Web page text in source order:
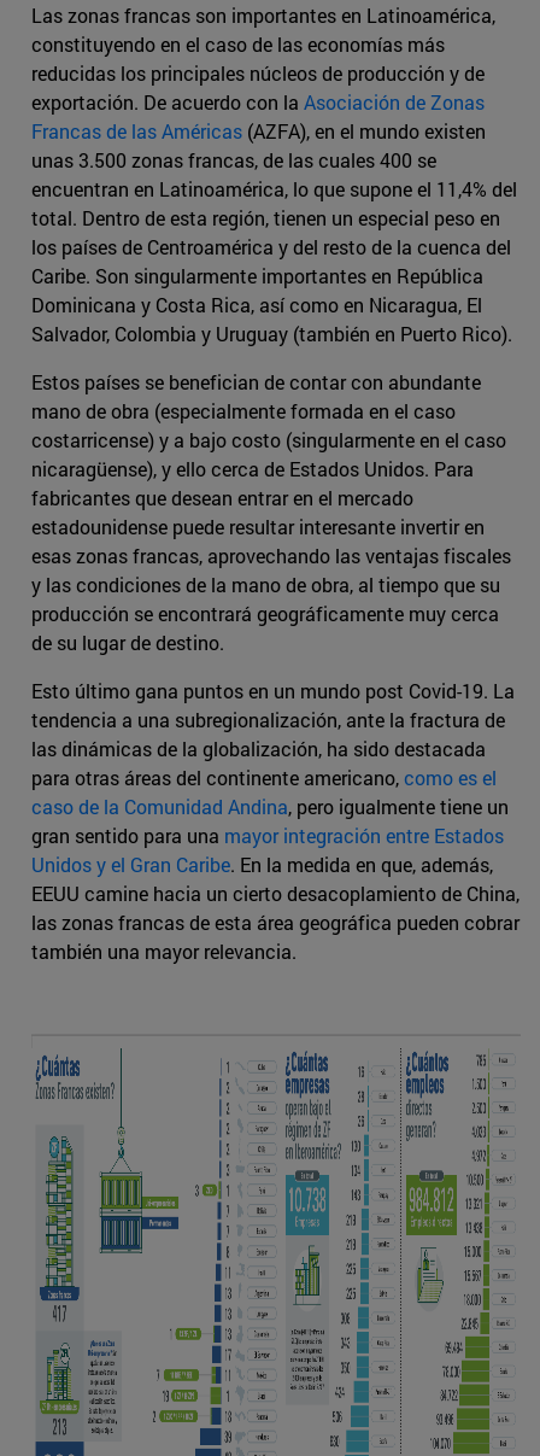
Las zonas francas son importantes en Latinoamérica,
constituyendo en el caso de las economías más
reducidas los principales núcleos de producción y de
exportación. De acuerdo con la Asociación de Zonas
Francas de las Américas (AZFA), en el mundo existen
unas 3.500 zonas francas, de las cuales 400 se
encuentran en Latinoamérica, lo que supone el 11,4% del
total. Dentro de esta región, tienen un especial peso en
los países de Centroamérica y del resto de la cuenca del
Caribe. Son singularmente importantes en República
Dominicana y Costa Rica, así como en Nicaragua, El
Salvador, Colombia y Uruguay (también en Puerto Rico).
Estos países se benefician de contar con abundante
mano de obra (especialmente formada en el caso
costarricense) y a bajo costo (singularmente en el caso
nicaragüense), y ello cerca de Estados Unidos. Para
fabricantes que desean entrar en el mercado
estadounidense puede resultar interesante invertir en
esas zonas francas, aprovechando las ventajas fiscales
y las condiciones de la mano de obra, al tiempo que su
producción se encontrará geográficamente muy cerca
de su lugar de destino.
Esto último gana puntos en un mundo post Covid-19. La
tendencia a una subregionalización, ante la fractura de
las dinámicas de la globalización, ha sido destacada
para otras áreas del continente americano,como es el
caso de la Comunidad Andina, pero igualmente tiene un
gran sentido para una mayor integración entre Estados
Unidos y el Gran Caribe. En la medida en que, además,
EEUU camine hacia un cierto desacoplamiento de China,
las zonas francas de esta área geográfica pueden cobrar
también una mayor relevancia.